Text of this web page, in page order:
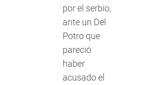
por el serbio,
ante un Del
Potro que
pareció
haber
acusado el